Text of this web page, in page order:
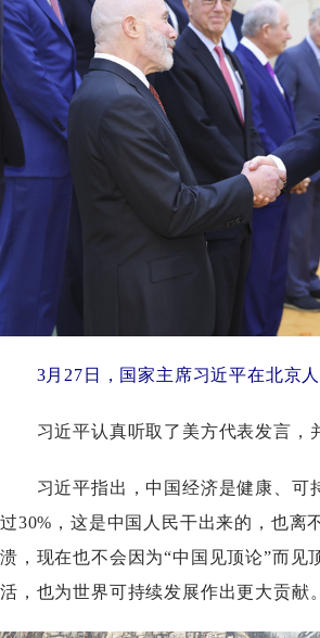
3月27日，国家主席习近平在北京人
习近平认真听取了美方代表发言，并
习近平指出，中国经济是健康、可持
过30%，这是中国人民干出来的，也离
溃，现在也不会因为“中国见顶论”而
活，也为世界可持续发展作出更大贡献